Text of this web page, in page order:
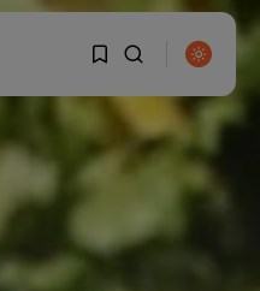
1
Sorry, you have no
bookmarks yet.